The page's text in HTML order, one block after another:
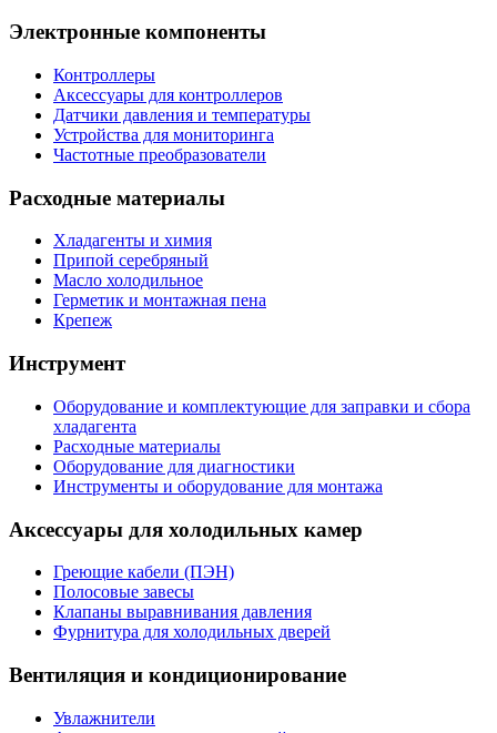
Электронные компоненты
Контроллеры
Аксессуары для контроллеров
Датчики давления и температуры
Устройства для мониторинга
Частотные преобразователи
Расходные материалы
Хладагенты и химия
Припой серебряный
Масло холодильное
Герметик и монтажная пена
Крепеж
Инструмент
Оборудование и комплектующие для заправки и сбора
хладагента
Расходные материалы
Оборудование для диагностики
Инструменты и оборудование для монтажа
Аксессуары для холодильных камер
Греющие кабели (ПЭН)
Полосовые завесы
Клапаны выравнивания давления
Фурнитура для холодильных дверей
Вентиляция и кондиционирование
Увлажнители